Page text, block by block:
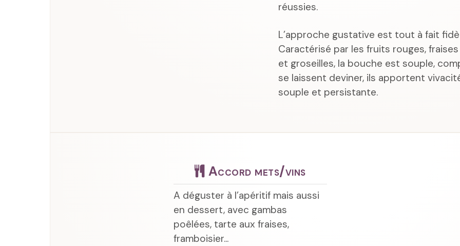
réussies.
L’approche gustative est tout à fait
Caractérisé par les fruits rouges,
et groseilles, la bouche est souple,
se laissent deviner, ils apportent
souple et persistante.
Accord mets/vins
A déguster à l’apéritif mais aussi
en dessert, avec gambas
poêlées, tarte aux fraises,
framboisier...